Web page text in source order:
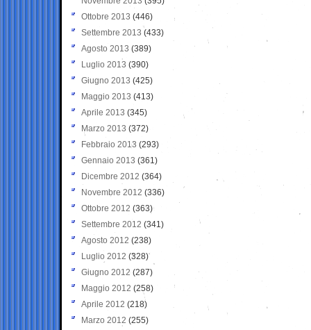
Ottobre 2013 (446)
Settembre 2013 (433)
Agosto 2013 (389)
Luglio 2013 (390)
Giugno 2013 (425)
Maggio 2013 (413)
Aprile 2013 (345)
Marzo 2013 (372)
Febbraio 2013 (293)
Gennaio 2013 (361)
Dicembre 2012 (364)
Novembre 2012 (336)
Ottobre 2012 (363)
Settembre 2012 (341)
Agosto 2012 (238)
Luglio 2012 (328)
Giugno 2012 (287)
Maggio 2012 (258)
Aprile 2012 (218)
Marzo 2012 (255)